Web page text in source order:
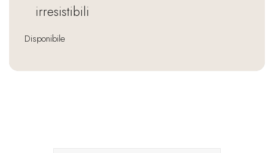
irresistibili
Disponibile